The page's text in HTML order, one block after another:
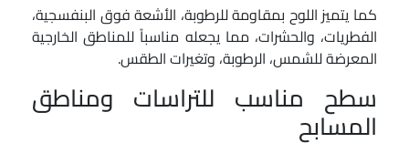
كما يتميز اللوح بمقاومة للرطوبة، الأشعة فوق البنفسجية،
الفطريات، والحشرات، مما يجعله مناسباً للمناطق الخارجية
المعرضة للشمس، الرطوبة، وتغيرات الطقس.
سطح مناسب للتراسات ومناطق
المسابح